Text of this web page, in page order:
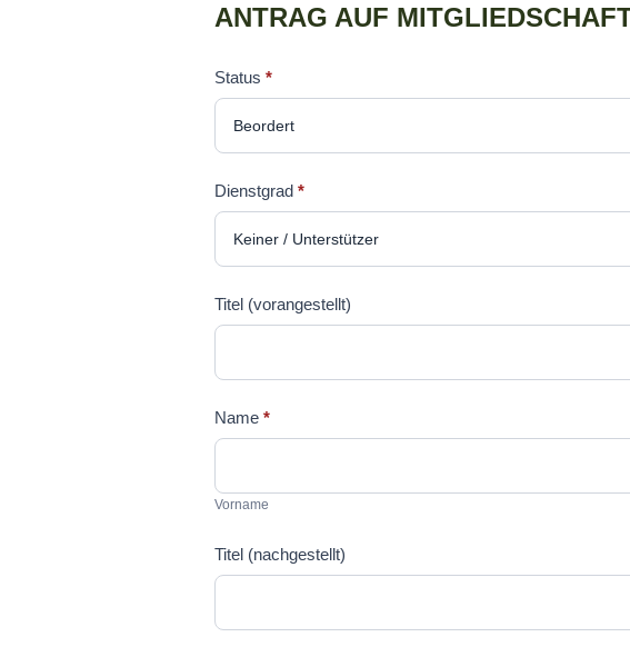
ANTRAG AUF
Mitgliedschaftsantrag
Status *
Dienstgrad *
Titel (vorangestellt)
Name *
Vorname
Titel (nachgestellt)